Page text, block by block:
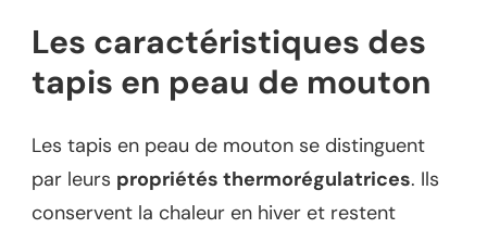
Les caractéristiques des
tapis en peau de mouton
Les tapis en peau de mouton se distinguent
par leurs propriétés thermorégulatrices. Ils
conservent la chaleur en hiver et restent